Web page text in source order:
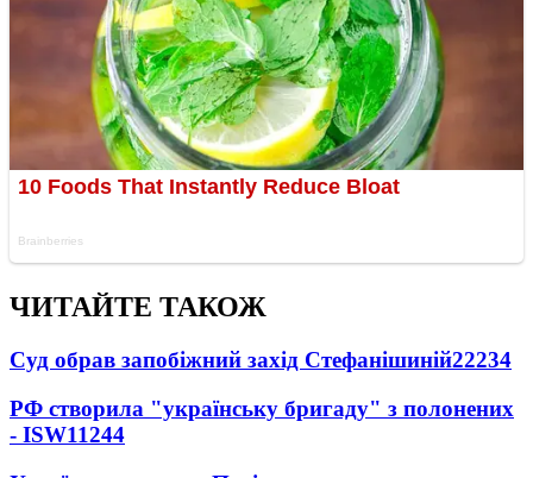
ЧИТАЙТЕ ТАКОЖ
Суд обрав запобіжний захід Стефанішиній22234
РФ створила "українську бригаду" з полонених
- ISW11244